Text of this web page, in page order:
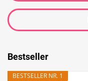
Bestseller
BESTSELLER NR. 1